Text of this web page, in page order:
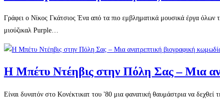
Γράφει ο Νίκος Γκάτσιος Ένα από τα πιο εμβληματικά μουσικά έργα όλων
μιούζικαλ Purple…
Η Μπέτυ Ντέηβις στην Πόλη Σας – Μια
Είναι δυνατόν στο Κονέκτικατ του '80 μια φανατική θαυμάστρια να δεχθεί